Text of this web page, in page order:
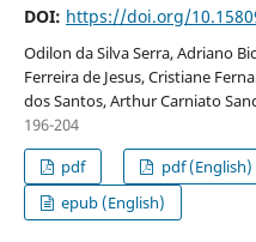
DOI: https://doi.org/
Odilon da Silva Serra, Adriano
Ferreira de Jesus, Cristiane
dos Santos, Arthur Carniato
196-204
pdf
pdf (English)
epub (English)